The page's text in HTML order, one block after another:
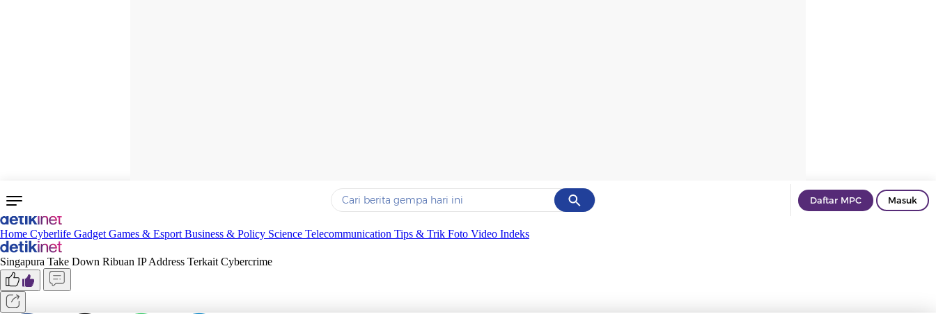
Cancel
Yang sedang ramai dicari
Daftar MPC Masuk
Home Cyberlife Gadget Games & Esport Business & Policy Science Telecommunication Tips & Trik Foto Video Indeks
Singapura Take Down Ribuan IP Address Terkait Cybercrime